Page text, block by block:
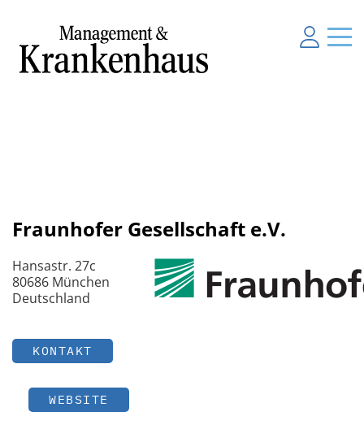
Fraunhofer Gesellschaft e.V.
Hansastr. 27c
80686 München
Deutschland
KONTAKT
WEBSITE